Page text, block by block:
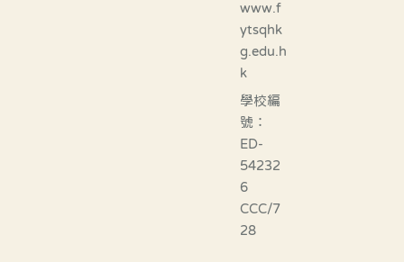
www.f
ytsqhk
g.edu.h
k
學校編
號：
ED-
54232
6
CCC/7
28